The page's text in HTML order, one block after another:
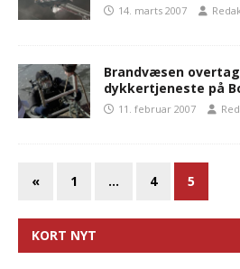
14. marts 2007
Brandvæsen
dykkertjeneste på
11. februar 2007
« 1 … 4 5
KORT NYT